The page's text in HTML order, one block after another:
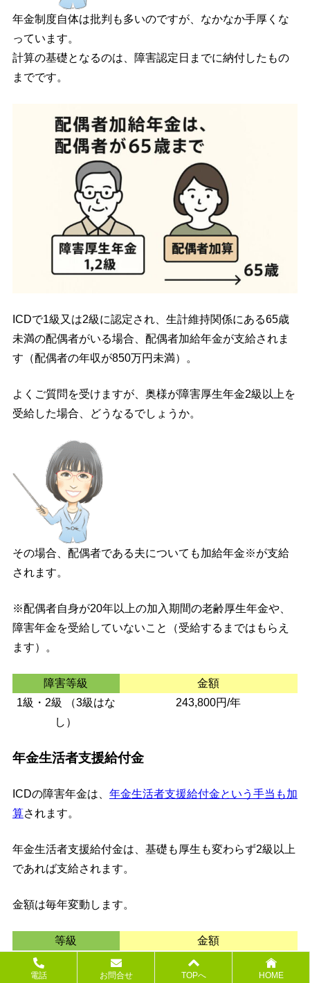
年金制度自体は批判も多いのですが、なかなか手厚くな
っています。
計算の基礎となるのは、障害認定日までに納付したもの
までです。
ICDで1級又は2級に認定され、生計維持関係にある65歳
未満の配偶者がいる場合、配偶者加給年金が支給されま
す（配偶者の年収が850万円未満）。
よくご質問を受けますが、奥様が障害厚生年金2級以上を
受給した場合、どうなるでしょうか。
その場合、配偶者である夫についても加給年金※が支給
されます。
※配偶者自身が20年以上の加入期間の老齢厚生年金や、
障害年金を受給していないこと（受給するまではもらえ
ます）。
障害等級
金額
1級・2級 （3級はな
し）
243,800円/年
年金生活者支援給付金
ICDの障害年金は、 年金生活者支援給付金という手当も加
算されます。
年金生活者支援給付金は、基礎も厚生も変わらず2級以上
であれば支給されます。
金額は毎年変動します。
等級
金額
7,025円/月
5,620円/月
電話 お問合せ TOPへ HOME